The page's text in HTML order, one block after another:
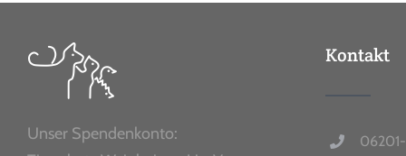
Unser Spendenkonto:
Kontakt